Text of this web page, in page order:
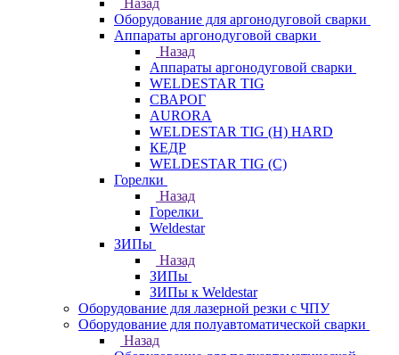
Назад
Оборудование для аргонодуговой сварки
Аппараты аргонодуговой сварки
Назад
Аппараты аргонодуговой сварки
WELDESTAR TIG
СВАРОГ
AURORA
WELDESTAR TIG (H) HARD
КЕДР
WELDESTAR TIG (С)
Горелки
Назад
Горелки
Weldestar
ЗИПы
Назад
ЗИПы
ЗИПы к Weldestar
Оборудование для лазерной резки с ЧПУ
Оборудование для полуавтоматической сварки
Назад